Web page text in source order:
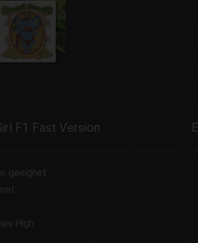
F1 Fast Version
geeignet
High